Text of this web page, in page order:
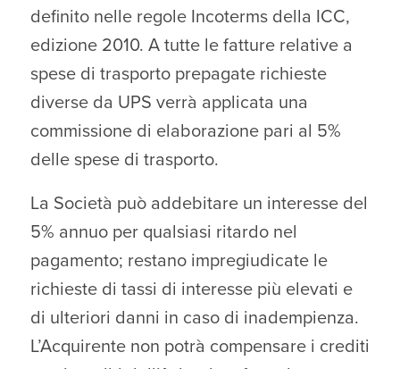
definito nelle regole Incoterms della ICC,
edizione 2010. A tutte le fatture relative a
spese di trasporto prepagate richieste
diverse da UPS verrà applicata una
commissione di elaborazione pari al 5%
delle spese di trasporto.
La Società può addebitare un interesse del
5% annuo per qualsiasi ritardo nel
pagamento; restano impregiudicate le
richieste di tassi di interesse più elevati e
di ulteriori danni in caso di inadempienza.
L’Acquirente non potrà compensare i crediti